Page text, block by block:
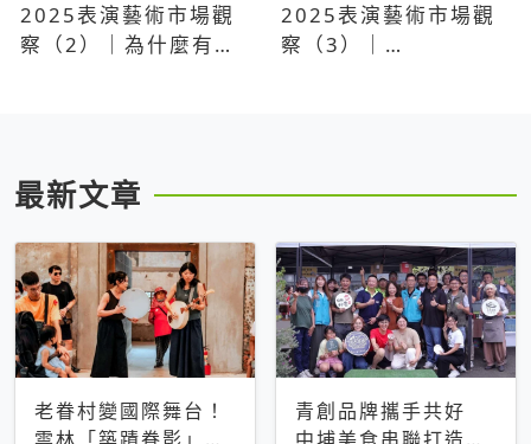
2025表演藝術市場觀
察（2）｜為什麼有些
2025表演藝術市場觀
察（3）｜
最新文章
老眷村變國際舞台！
青創品牌攜手共好